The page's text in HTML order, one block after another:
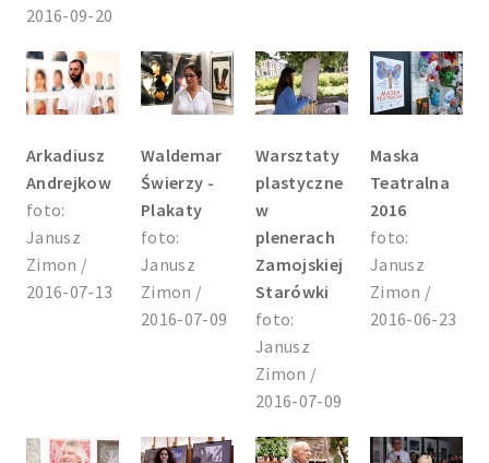
2016-09-20
Arkadiusz
Andrejkow
foto:
Janusz
Zimon /
2016-07-13
Waldemar
Świerzy -
Plakaty
foto:
Janusz
Zimon /
2016-07-09
Warsztaty
plastyczne
w
plenerach
Zamojskiej
Starówki
foto:
Janusz
Zimon /
2016-07-09
Maska
Teatralna
2016
foto:
Janusz
Zimon /
2016-06-23